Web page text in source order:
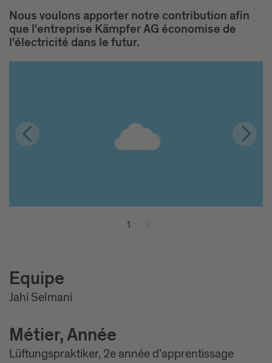
Nous voulons apporter notre contribution afin
que l'entreprise Kämpfer AG économise de
l'électricité dans le futur.
1
Equipe
Jahi Selmani
Métier, Année
Lüftungspraktiker, 2e année d’apprentissage